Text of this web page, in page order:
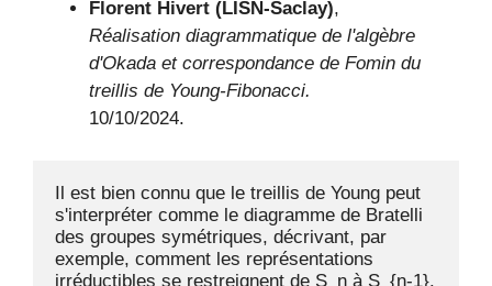
Florent Hivert (LISN-Saclay),
Réalisation diagrammatique de l'algèbre
d'Okada et correspondance de Fomin du
treillis de Young-Fibonacci.
10/10/2024.
Il est bien connu que le treillis de Young peut
s'interpréter comme le diagramme de Bratelli
des groupes symétriques, décrivant, par
exemple, comment les représentations
irréductibles se restreignent de S_n à S_{n-1}.